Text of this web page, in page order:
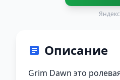
Описание
Grim Dawn это